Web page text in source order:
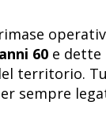
60 e dette
territorio.
sempre